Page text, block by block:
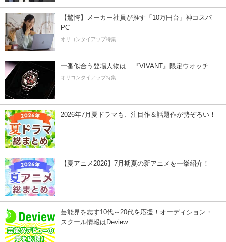
【驚愕】メーカー社員が推す「10万円台」神コスパ
PC
オリコンタイアップ特集
一番似合う登場人物は…『VIVANT』限定ウオッチ
オリコンタイアップ特集
2026年7月夏ドラマも、注目作＆話題作が勢ぞろい！
【夏アニメ2026】7月期夏の新アニメを一挙紹介！
芸能界を志す10代～20代を応援！オーディション・
スクール情報はDeview